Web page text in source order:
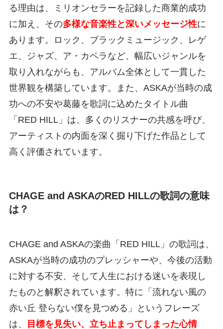
る理由は、ミリオンセラーを記録した商業的成功
に加え、その多様な音楽性と深いメッセージ性に
あります。ロック、ブラックミュージック、レゲ
エ、ジャズ、ア・カペラなど、幅広いジャンルを
取り入れながらも、アルバム全体として一貫した
世界観を構築しています。また、ASKAが当時の成
功への不安や葛藤を歌詞に込めたタイトル曲
「RED HILL」は、多くのリスナーの共感を呼び、
アーティストの内面を深く掘り下げた作品として
高く評価されています。
CHAGE and ASKAのRED HILLの歌詞の意味
は？
CHAGE and ASKAの楽曲「RED HILL」の歌詞は、
ASKAが当時の成功のプレッシャーや、今後の活動
に対する不安、そして人生における迷いを表現し
たものと解釈されています。特に「流れない風の
赤い丘 登らない僕を見つめる」というフレーズ
は、
目標を見失い、立ち止まってしまった心情